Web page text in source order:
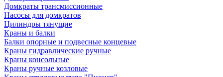
Домкраты трансмиссионные
Насосы для домкратов
Цилиндры тянущие
Краны и балки
Балки опорные и подвесные концевые
Краны гидравлические ручные
Краны консольные
Краны ручные козловые